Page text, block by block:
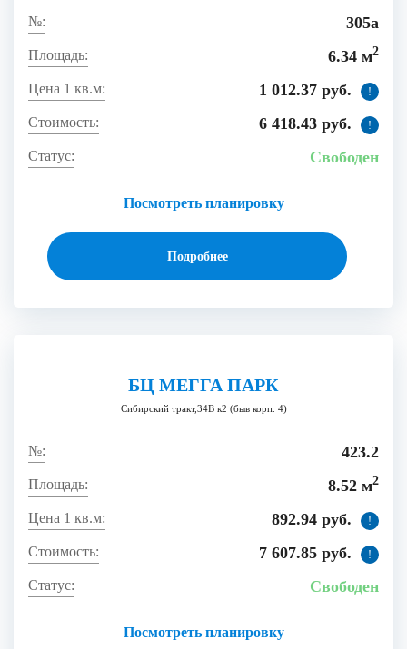
305а
6.34 м2
1 012.37 руб. !
6 418.43 руб. !
Посмотреть планировку
Свободен
Подробнее
БЦ МЕГГА ПАРК
Сибирский тракт,34В к2 (быв корп. 4)
423.2
8.52 м2
892.94 руб. !
7 607.85 руб. !
Посмотреть планировку
Свободен